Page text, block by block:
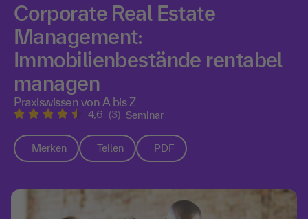
Corporate Real Estate
Management:
Immobilienbestände rentabel
managen
Praxiswissen von A bis Z
4,6 (3) Seminar
Merken Teilen PDF